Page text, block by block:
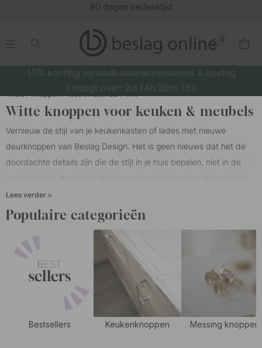
60 dagen bedenktijd
.
0
.
15% korting op badkameraccessoires & opslag
Eindigt over: 2d 14h 38m 16s
Thuis Knoppen Kleur/Materiaal Wit
Witte knoppen voor keuken & meubels
Vernieuw de stijl van je keukenkasten of lades met nieuwe
deurknoppen van Beslag Design. Het is geen nieuws dat het de
doordachte details zijn die de stijl in je huis bepalen, niet in de
stijlvolle knoppen in verschillende uitvoeringen zoals glas, marmer,
wit en in mat wit design.
Knoppenzijn een belangrijk detail voor
het interieur van het huis, maar hebben ook een belangrijke
functie waardoor lades en kasten gemakkelijk te openen zijn.
Combineer onze knoppen met grepen in andere kleuren voor een
spannende indruk en een uniforme uitstraling.
Lees verder
Populaire categorieën
Bestsellers Keukenknoppen Messing knoppen